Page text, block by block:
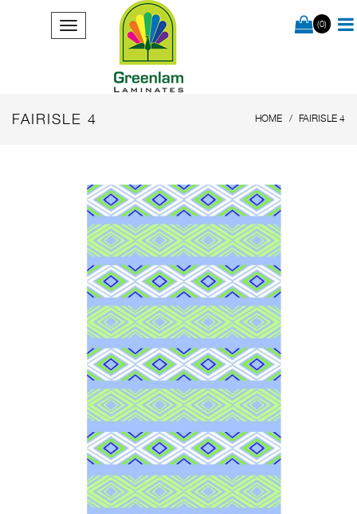
(0)
FAIRISLE 4 HOME FAIRISLE 4